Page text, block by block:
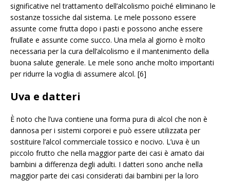
significative nel trattamento dell’alcolismo poiché eliminano le
sostanze tossiche dal sistema. Le mele possono essere
assunte come frutta dopo i pasti e possono anche essere
frullate e assunte come succo. Una mela al giorno è molto
necessaria per la cura dell’alcolismo e il mantenimento della
buona salute generale. Le mele sono anche molto importanti
per ridurre la voglia di assumere alcol. [6]
Uva e datteri
È noto che l’uva contiene una forma pura di alcol che non è
dannosa per i sistemi corporei e può essere utilizzata per
sostituire l’alcol commerciale tossico e nocivo. L’uva è un
piccolo frutto che nella maggior parte dei casi è amato dai
bambini a differenza degli adulti. I datteri sono anche nella
maggior parte dei casi considerati dai bambini per la loro